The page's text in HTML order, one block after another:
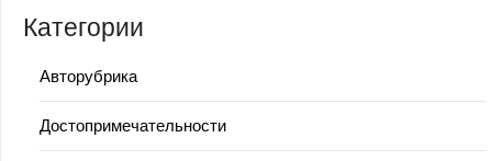
Категории
Авторубрика
Достопримечательности